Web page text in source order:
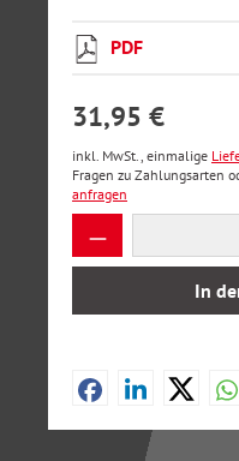
PDF
31,95 €
inkl. MwSt., einmalige
Fragen zu Zahlungsarten
anfragen
Produkt
In